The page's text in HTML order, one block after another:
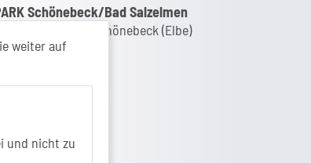
weiter auf
und nicht zu
Maps Navigation
Schönebeck/Bad Salzelmen
der Stadt Schönebeck (Elbe)
1